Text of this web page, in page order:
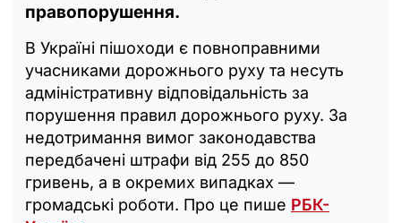
правопорушення.
В Україні пішоходи є повноправними
учасниками дорожнього руху та несуть
адміністративну відповідальність за
порушення правил дорожнього руху. За
недотримання вимог законодавства
передбачені штрафи від 255 до 850
гривень, а в окремих випадках —
громадські роботи. Про це пише РБК-